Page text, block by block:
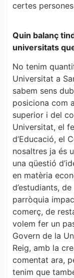
certes
Quin balanç
universitats
No tenim
Universitat a
sabem sens
posiciona com
superior i del
Universitat, el
d’Educació, el
nosaltres ja és
una qüestió
en matèria
d’estudiants,
parròquia
comerç, de
volem fer un
Govern de la
Reig, amb la
comentat ara,
tenim que